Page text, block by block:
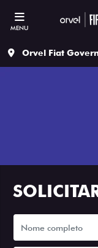
MENU
Orvel Fiat